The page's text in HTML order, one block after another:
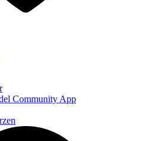
Community App